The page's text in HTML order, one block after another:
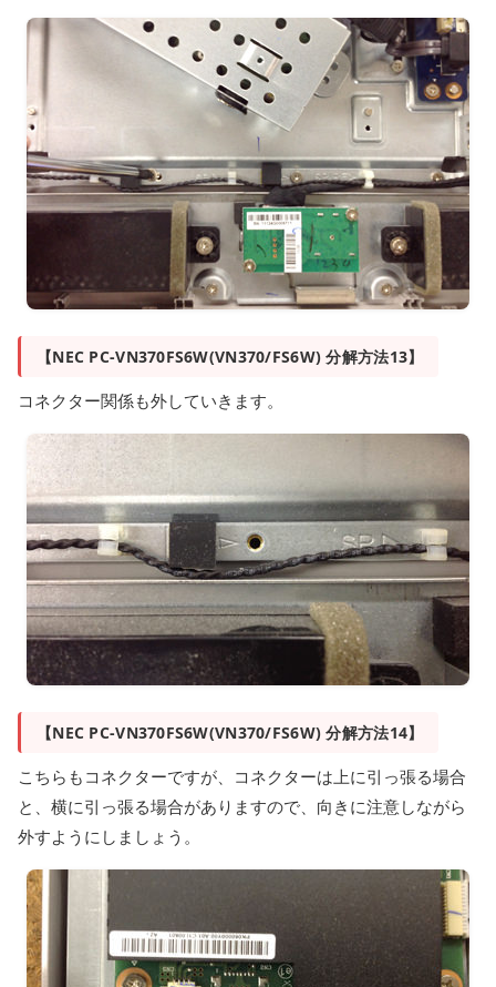
【NEC PC-VN370FS6W(VN370/FS6W) 分解方法13】
コネクター関係も外していきます。
【NEC PC-VN370FS6W(VN370/FS6W) 分解方法14】
こちらもコネクターですが、コネクターは上に引っ張る場合
と、横に引っ張る場合がありますので、向きに注意しながら
外すようにしましょう。